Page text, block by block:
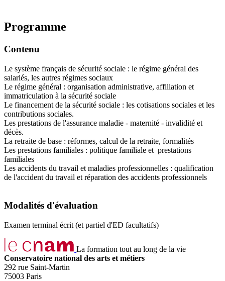
Programme
Contenu
Le système français de sécurité sociale : le régime général des
salariés, les autres régimes sociaux
Le régime général : organisation administrative, affiliation et
immatriculation à la sécurité sociale
Le financement de la sécurité sociale : les cotisations sociales et les
contributions sociales.
Les prestations de l'assurance maladie - maternité - invalidité et
décès.
La retraite de base : réformes, calcul de la retraite, formalités
Les prestations familiales : politique familiale et prestations
familiales
Les accidents du travail et maladies professionnelles : qualification
de l'accident du travail et réparation des accidents professionnels
Modalités d'évaluation
Examen terminal écrit (et partiel d'ED facultatifs)
La formation tout au long de la vie
Conservatoire national des arts et métiers
292 rue Saint-Martin
75003 Paris